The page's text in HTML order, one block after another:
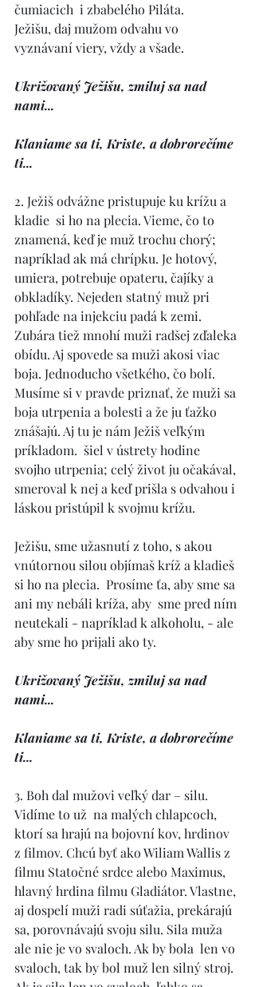
čumiacich  i zbabelého Piláta.
Ježišu, daj mužom odvahu vo
vyznávaní viery, vždy a všade.
Ukrižovaný Ježišu, zmiluj sa nad
nami...
Klaniame sa ti, Kriste, a dobrorečíme
ti...
2. Ježiš odvážne pristupuje ku krížu a
kladie  si ho na plecia. Vieme, čo to
znamená, keď je muž trochu chorý;
napríklad ak má chrípku. Je hotový,
umiera, potrebuje opateru, čajíky a
obkladíky. Nejeden statný muž pri
pohľade na injekciu padá k zemi.
Zubára tiež mnohí muži radšej zďaleka
obídu. Aj spovede sa muži akosi viac
boja. Jednoducho všetkého, čo bolí.
Musíme si v pravde priznať, že muži sa
boja utrpenia a bolesti a že ju ťažko
znášajú. Aj tu je nám Ježiš veľkým
príkladom.  šiel v ústrety hodine
svojho utrpenia; celý život ju očakával,
smeroval k nej a keď prišla s odvahou i
láskou pristúpil k svojmu krížu.
Ježišu, sme užasnutí z toho, s akou
vnútornou silou objímaš kríž a kladieš
si ho na plecia.  Prosíme ťa, aby sme sa
ani my nebáli kríža, aby  sme pred ním
neutekali - napríklad k alkoholu, - ale
aby sme ho prijali ako ty.
Ukrižovaný Ježišu, zmiluj sa nad
nami...
Klaniame sa ti, Kriste, a dobrorečíme
ti...
3. Boh dal mužovi veľký dar – silu.
Vidíme to už  na malých chlapcoch,
ktorí sa hrajú na bojovní kov, hrdinov
z filmov. Chcú byť ako Wiliam Wallis z
filmu Statočné srdce alebo Maximus,
hlavný hrdina filmu Gladiátor. Vlastne,
aj dospelí muži radi súťažia, prekárajú
sa, porovnávajú svoju silu. Sila muža
ale nie je vo svaloch. Ak by bola  len vo
svaloch, tak by bol muž len silný stroj.